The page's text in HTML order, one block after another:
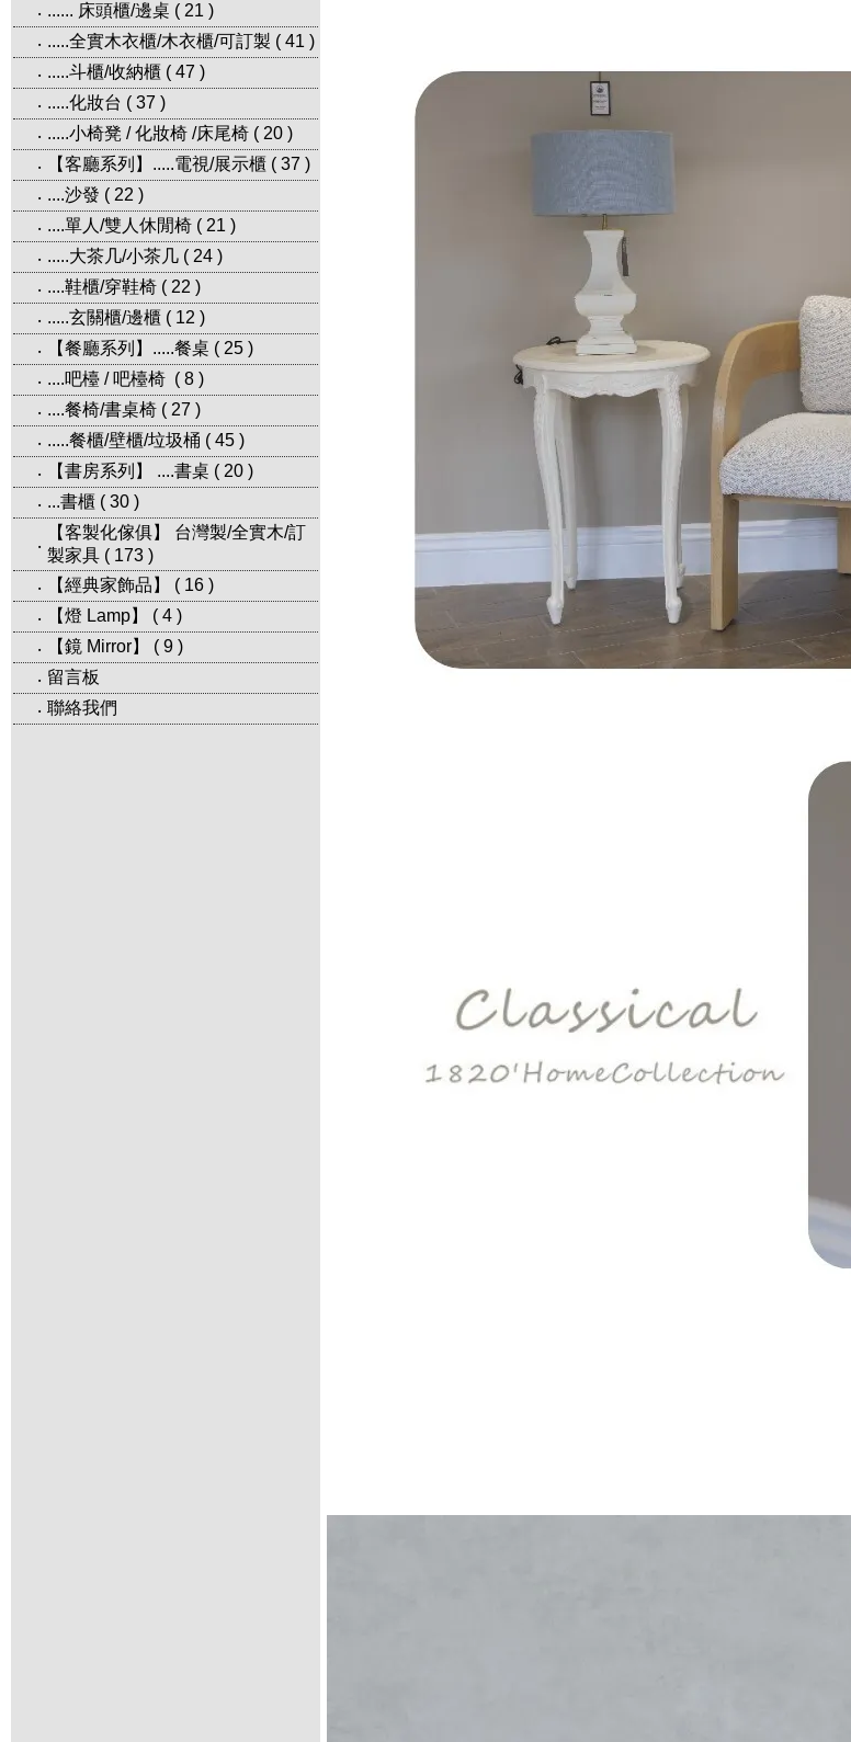
‧ ...... 床頭櫃/邊桌 ( 21 )
‧ .....全實木衣櫃/木衣櫃/可訂製 ( 41 )
‧ .....斗櫃/收納櫃 ( 47 )
‧ .....化妝台 ( 37 )
‧ .....小椅凳 / 化妝椅 /床尾椅 ( 20 )
‧
【客廳系列】.....電視/展示櫃 ( 37 )
‧ ....沙發 ( 22 )
‧ ....單人/雙人休閒椅 ( 21 )
‧ .....大茶几/小茶几 ( 24 )
‧ ....鞋櫃/穿鞋椅 ( 22 )
‧ .....玄關櫃/邊櫃 ( 12 )
‧
【餐廳系列】.....餐桌 ( 25 )
‧ ....吧檯 / 吧檯椅 ( 8 )
‧ ....餐椅/書桌椅 ( 27 )
‧ .....餐櫃/壁櫃/垃圾桶 ( 45 )
‧
【書房系列】 ....書桌 ( 20 )
‧ ...書櫃 ( 30 )
‧
【客製化傢俱】 台灣製/全實木/訂
製家具 ( 173 )
‧
【經典家飾品】 ( 16 )
‧
【燈 Lamp】 ( 4 )
‧
【鏡 Mirror】 ( 9 )
‧ 留言板
‧ 聯絡我們